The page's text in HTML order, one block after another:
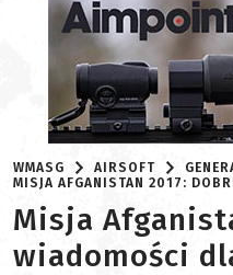
WMASG AIRSOFT
MISJA AFGANISTAN 2017:
Misja
wiadomości